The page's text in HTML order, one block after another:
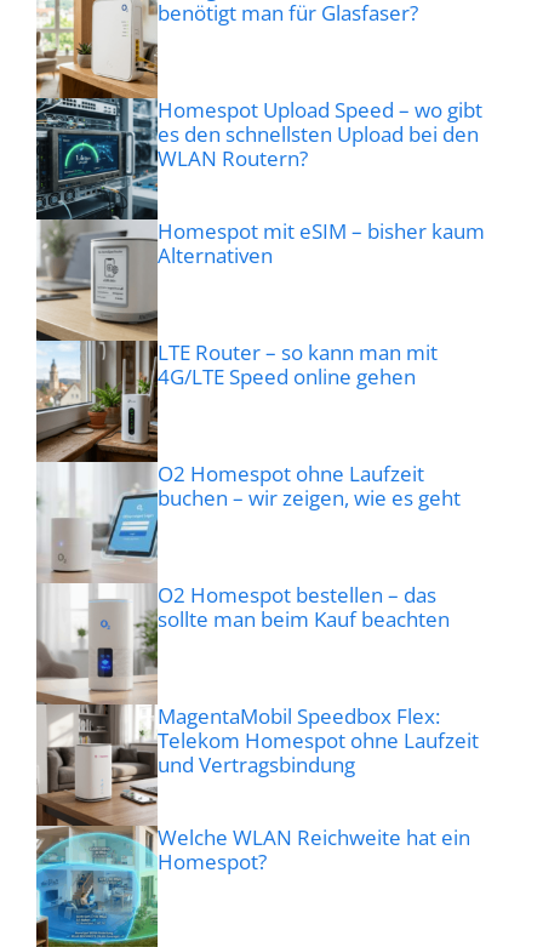
benötigt man für Glasfaser?
Homespot Upload Speed – wo gibt
es den schnellsten Upload bei den
WLAN Routern?
Homespot mit eSIM – bisher kaum
Alternativen
LTE Router – so kann man mit
4G/LTE Speed online gehen
O2 Homespot ohne Laufzeit
buchen – wir zeigen, wie es geht
O2 Homespot bestellen – das
sollte man beim Kauf beachten
MagentaMobil Speedbox Flex:
Telekom Homespot ohne Laufzeit
und Vertragsbindung
Welche WLAN Reichweite hat ein
Homespot?